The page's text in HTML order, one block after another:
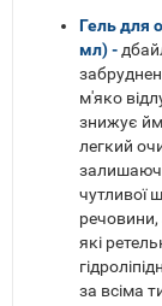
Гель для
мл) -
м'яко
знижує
легкий
чутливої
речовини,
які
за всіма